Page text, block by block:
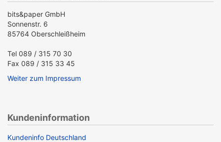
bits&paper GmbH
Sonnenstr. 6
85764 Oberschleißheim
Tel 089 / 315 70 30
Fax 089 / 315 33 45
Weiter zum Impressum
Kundeninformation
Kundeninfo Deutschland